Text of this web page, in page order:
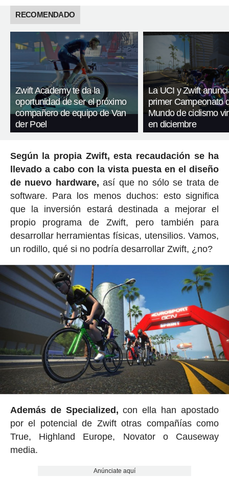
RECOMENDADO
Zwift Academy te da la
oportunidad de ser el próximo
compañero de equipo de Van
der Poel
La UCI y Zwift
primer Campeonato
Mundo de ciclismo
en diciembre
Según la propia Zwift, esta recaudación se ha
llevado a cabo con la vista puesta en el diseño
de nuevo hardware, así que no sólo se trata de
software. Para los menos duchos: esto significa
que la inversión estará destinada a mejorar el
propio programa de Zwift, pero también para
desarrollar herramientas físicas, utensilios. Vamos,
un rodillo, qué si no podría desarrollar Zwift, ¿no?
Además de Specialized, con ella han apostado
por el potencial de Zwift otras compañías como
True, Highland Europe, Novator o Causeway
media.
Anúnciate aquí